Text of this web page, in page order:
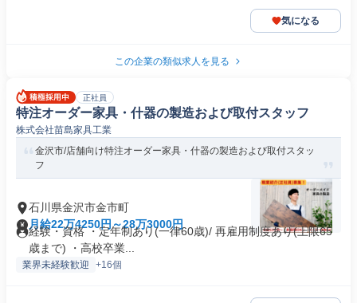
気になる
この企業の類似求人を見る
正社員
特注オーダー家具・什器の製造および取付スタッフ
株式会社苗島家具工業
金沢市/店舗向け特注オーダー家具・什器の製造および取付スタッ
フ
石川県金沢市金市町
月給22万4250円～28万3000円
経験・資格 ・定年制あり(一律60歳)/ 再雇用制度あり(上限65
歳まで) ・高校卒業...
業界未経験歓迎 +16個